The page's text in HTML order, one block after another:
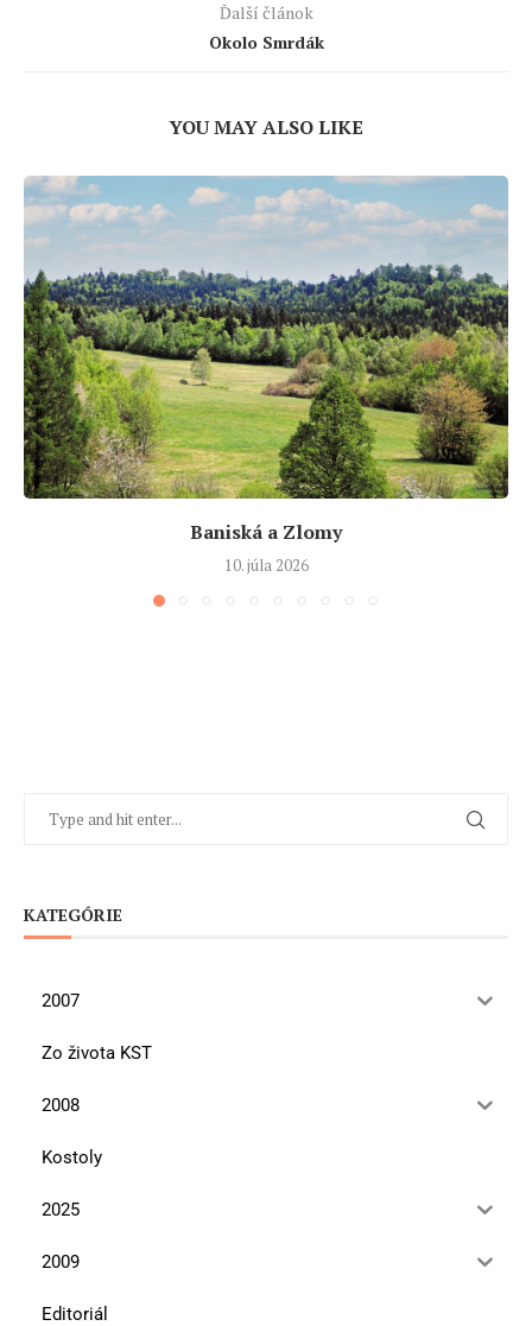
Ďalší článok
Okolo Smrdák
YOU MAY ALSO LIKE
Baniská a Zlomy
10. júla 2026
KATEGÓRIE
2007
Zo života KST
2008
Kostoly
2025
2009
Editoriál